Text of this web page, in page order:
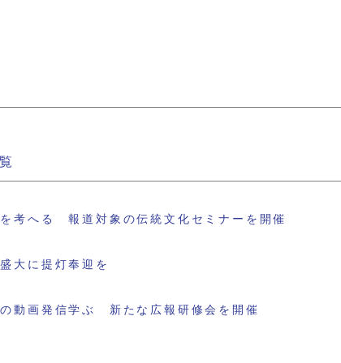
考へる 報道対象の伝統文化セミナーを開催
大に提灯奉迎を
動画発信学ぶ 新たな広報研修会を開催